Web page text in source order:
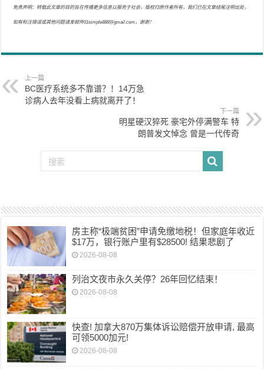
免责声明：转载此文章的目的旨在传播更多信息以服务于社会，版权归原作者所有，我们已在文章结尾注明出处，
如有标注错误或其他问题请发邮件01simple888@gmail.com，谢谢！
上一篇
BC医疗系统多不靠谱？！14万急
诊病人去年没看上病就离开了！
下一篇
明星硬汉猝死 豪宅外停满警车 特
朗普发文悼念 曾是一代传奇
房主称“极端贫困”申请免缴地税！但家庭年收近
$17万，银行账户里有$28500! 结果悲剧了
2026-08-08
列治文夜市永久关停？26年回忆结束！
2026-08-08
快查! 加拿大870万集体诉讼赔偿开放申请, 最高
可领5000加元!
2026-08-08